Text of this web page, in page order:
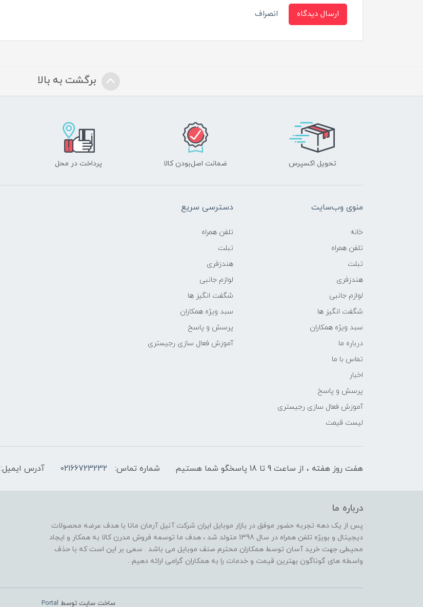
ارسال دیدگاه انصراف
برگشت به بالا
تحویل اکسپرس ضمانت اصل‌بودن کالا پرداخت در محل
منوی وب‌سایت
خانه
تلفن همراه
تبلت
هندزفری
لوازم جانبی
شگفت انگیز ها
سبد ویژه همکاران
درباره ما
تماس با ما
اخبار
پرسش و پاسخ
آموزش فعال سازی رجیستری
لیست قیمت
دسترسی سریع
تلفن همراه
تبلت
هندزفری
لوازم جانبی
شگفت انگیز ها
سبد ویژه همکاران
پرسش و پاسخ
آموزش فعال سازی رجیستری
هفت روز هفته ، از ساعت 9 تا 18 پاسخگو شما هستیم شماره تماس: 02166723232 آدرس ایمیل:
درباره ما
پس از یک دهه تجربه حضور موفق در بازار موبایل ایران شرکت آنیل آرمان مانا با هدف عرضه محصولات
دیجیتال و بویژه تلفن همراه در سال 1398 متولد شد ، هدف ما توسعه فروش مدرن کالا به همکار و ایجاد
محیطی جهت خرید آسان توسط همکاران محترم صنف موبایل می باشد . سعی بر این است که با حذف
واسطه های گوناگون بهترین قیمت و خدمات را به همکاران گرامی ارائه دهیم .
ساخت سایت توسط Portal